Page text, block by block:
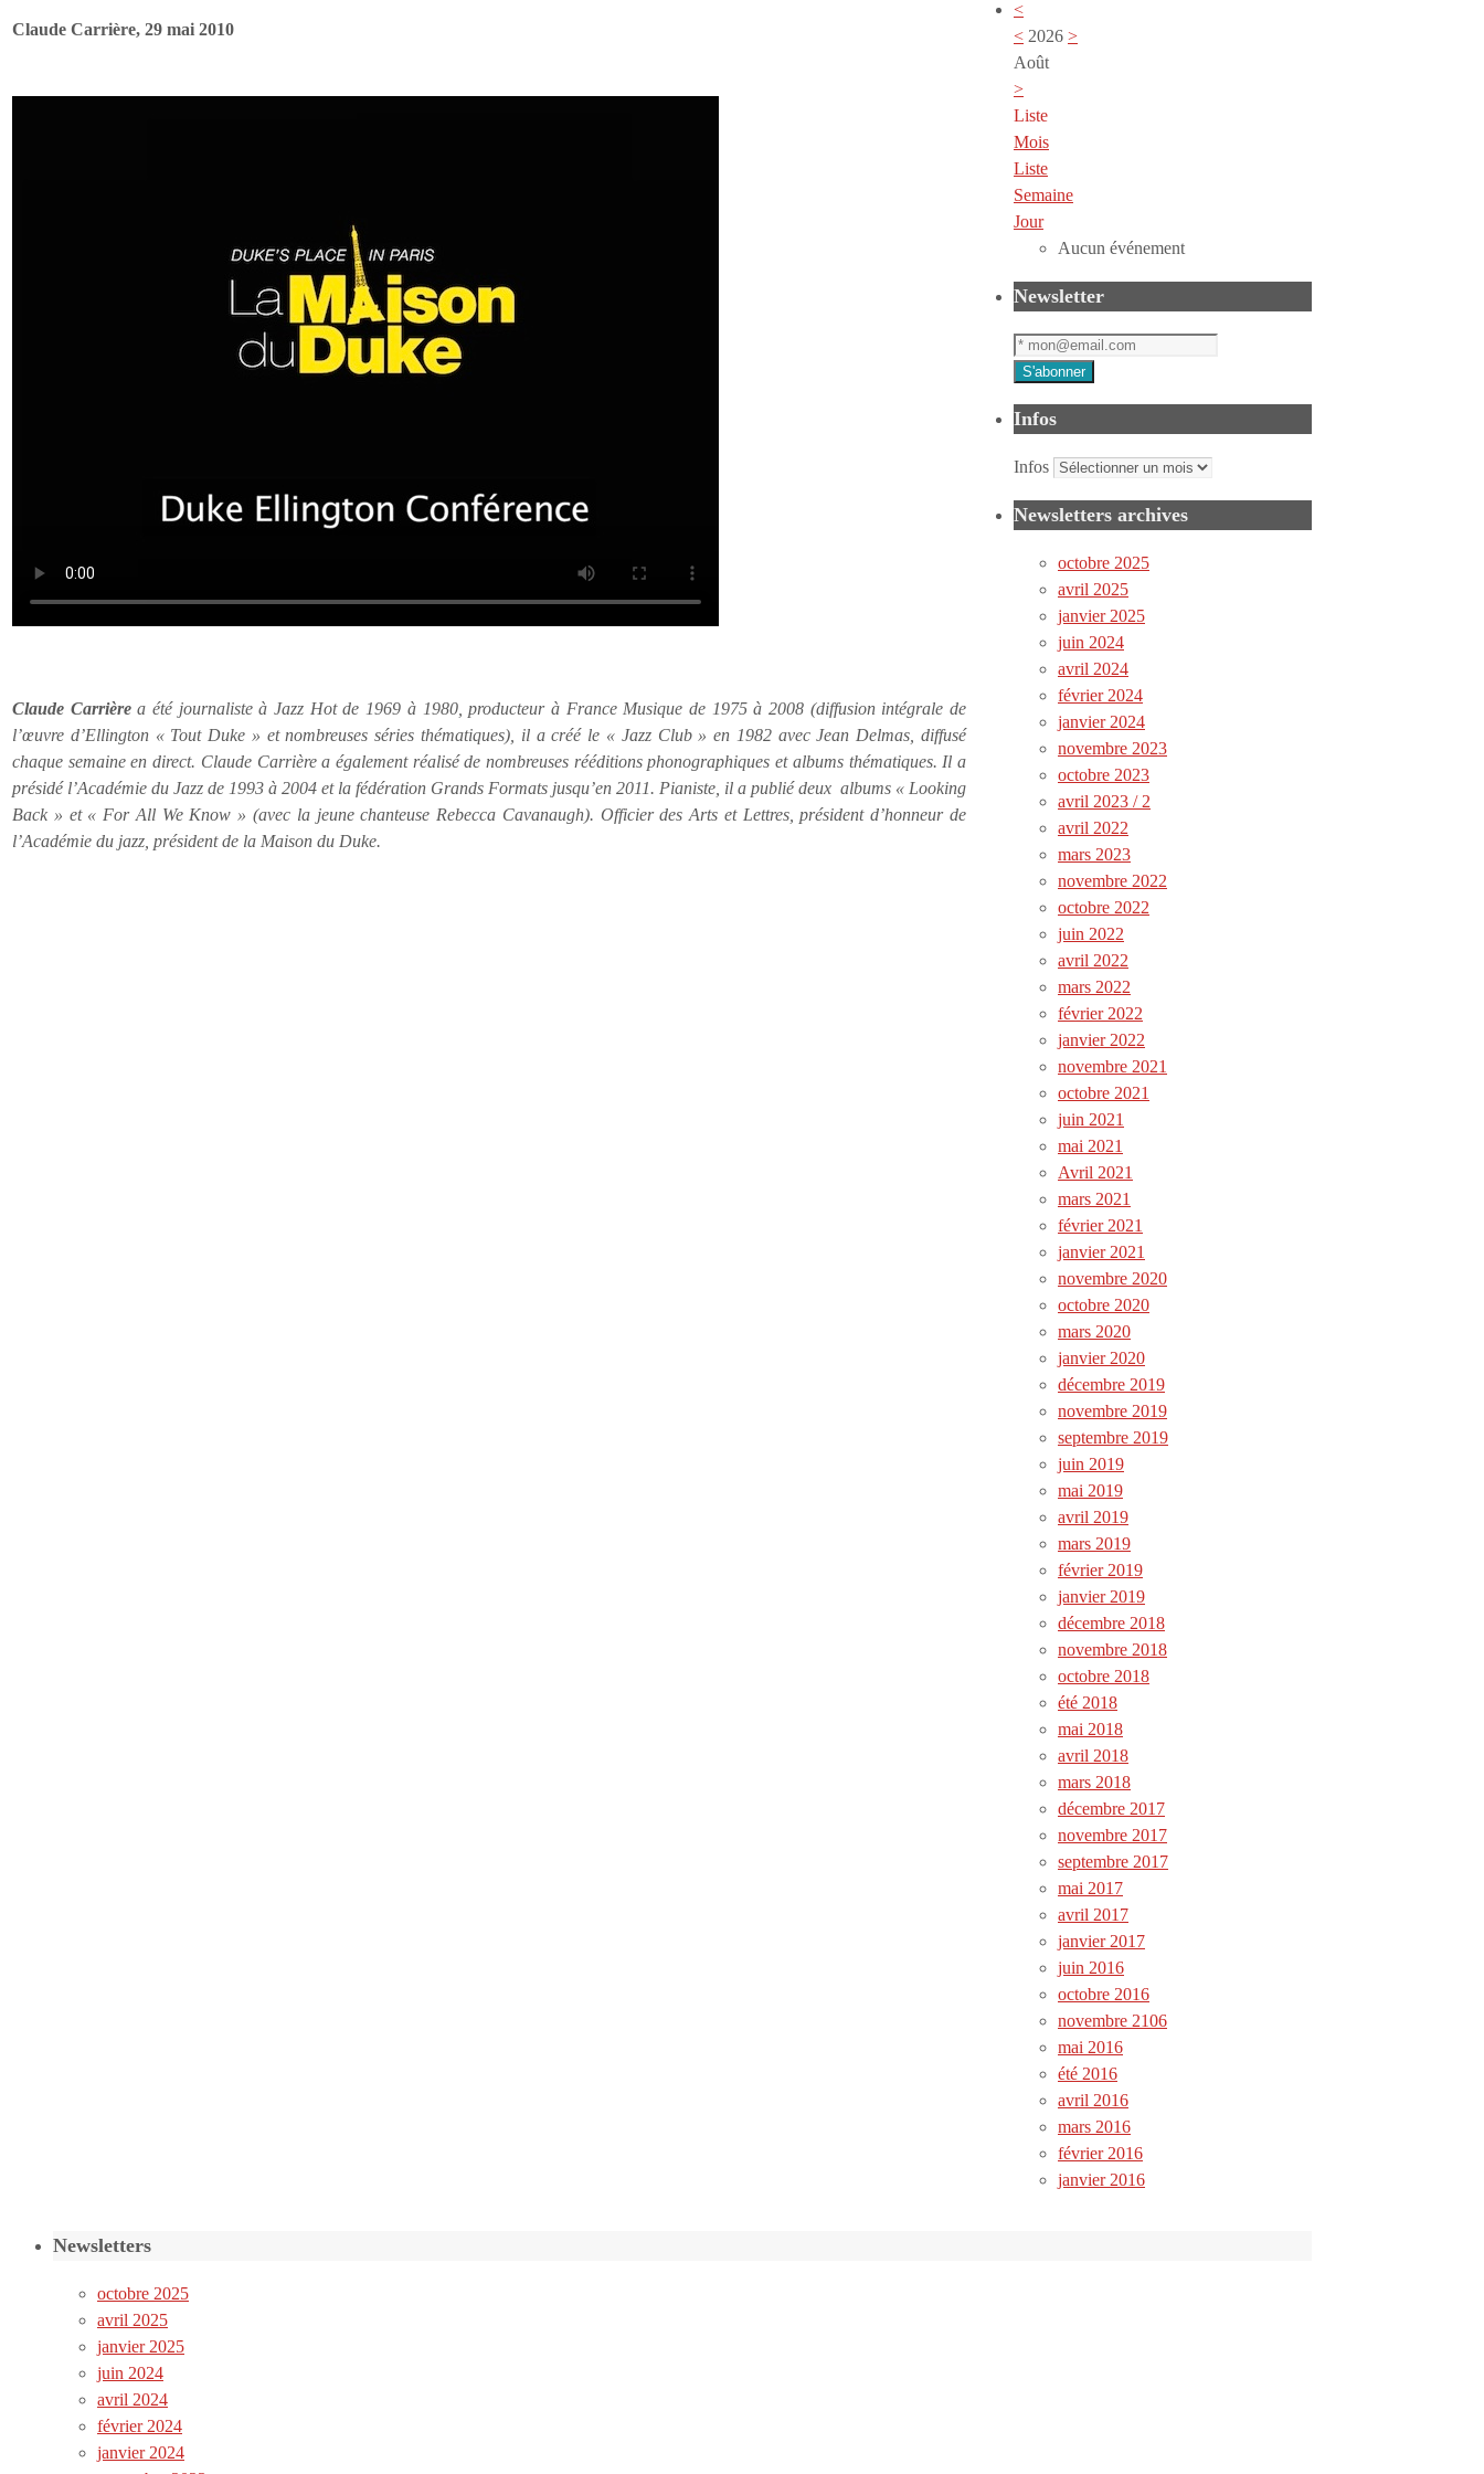
Claude Carrière, 29 mai 2010
Claude Carrièrea été journaliste à Jazz Hot de 1969 à 1980, producteur à France Musique de 1975 à 2008 (diffusion intégrale de
l’œuvre d’Ellington « Tout Duke » et nombreuses séries thématiques), il a créé le « Jazz Club » en 1982 avec Jean Delmas, diffusé
chaque semaine en direct. Claude Carrière a également réalisé de nombreuses rééditions phonographiques et albums thématiques. Il a
présidé l’Académie du Jazz de 1993 à 2004 et la fédération Grands Formats jusqu’en 2011. Pianiste, il a publié deux albums « Looking
Back » et « For All We Know » (avec la jeune chanteuse Rebecca Cavanaugh). Officier des Arts et Lettres, président d’honneur de
l’Académie du jazz, président de la Maison du Duke.
<
< 2026 >
Août
>
Liste
Mois
Liste
Semaine
Jour
Aucun événement
Newsletter
Infos
Infos
Newsletters archives
octobre 2025
avril 2025
janvier 2025
juin 2024
avril 2024
février 2024
janvier 2024
novembre 2023
octobre 2023
avril 2023 / 2
avril 2022
mars 2023
novembre 2022
octobre 2022
juin 2022
avril 2022
mars 2022
février 2022
janvier 2022
novembre 2021
octobre 2021
juin 2021
mai 2021
Avril 2021
mars 2021
février 2021
janvier 2021
novembre 2020
octobre 2020
mars 2020
janvier 2020
décembre 2019
novembre 2019
septembre 2019
juin 2019
mai 2019
avril 2019
mars 2019
février 2019
janvier 2019
décembre 2018
novembre 2018
octobre 2018
été 2018
mai 2018
avril 2018
mars 2018
décembre 2017
novembre 2017
septembre 2017
mai 2017
avril 2017
janvier 2017
juin 2016
octobre 2016
novembre 2106
mai 2016
été 2016
avril 2016
mars 2016
février 2016
janvier 2016
Newsletters
octobre 2025
avril 2025
janvier 2025
juin 2024
avril 2024
février 2024
janvier 2024